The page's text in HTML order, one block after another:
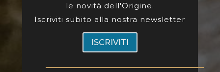
le novità dell'Origine.
Iscriviti subito alla nostra newsletter
ISCRIVITI